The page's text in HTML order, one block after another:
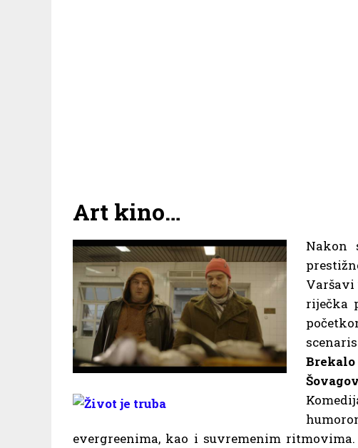
Art kino…
Nakon
Varšavi
riječka
evergreenima, kao i suvremenim